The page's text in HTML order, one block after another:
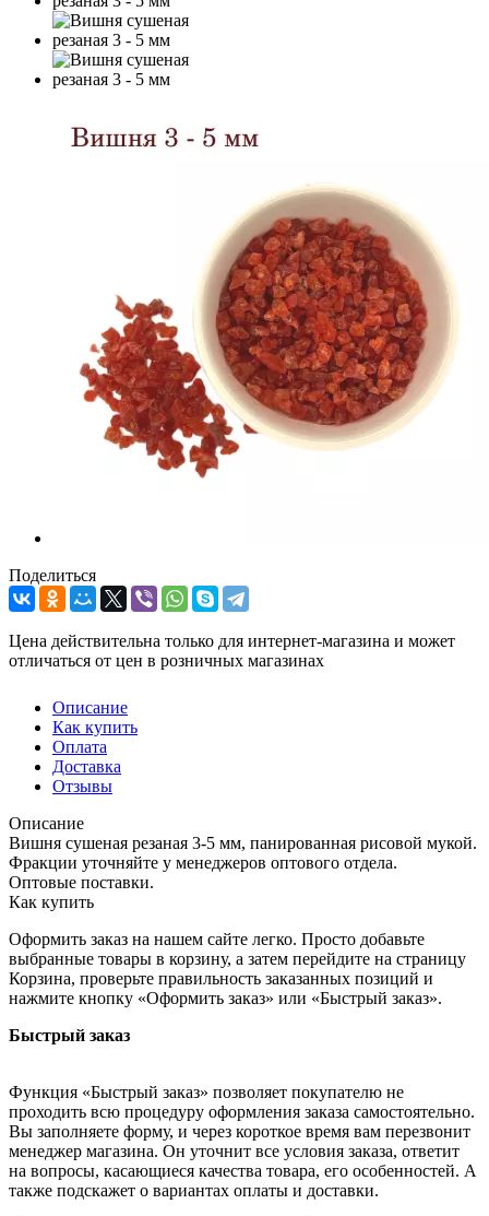
Поделиться
Цена действительна только для интернет-магазина и может
отличаться от цен в розничных магазинах
Описание
Как купить
Оплата
Доставка
Отзывы
Описание
Вишня сушеная резаная 3-5 мм, панированная рисовой мукой.
Фракции уточняйте у менеджеров оптового отдела.
Оптовые поставки.
Как купить
Оформить заказ на нашем сайте легко. Просто добавьте
выбранные товары в корзину, а затем перейдите на страницу
Корзина, проверьте правильность заказанных позиций и
нажмите кнопку «Оформить заказ» или «Быстрый заказ».
Быстрый заказ
Функция «Быстрый заказ» позволяет покупателю не
проходить всю процедуру оформления заказа самостоятельно.
Вы заполняете форму, и через короткое время вам перезвонит
менеджер магазина. Он уточнит все условия заказа, ответит
на вопросы, касающиеся качества товара, его особенностей. А
также подскажет о вариантах оплаты и доставки.